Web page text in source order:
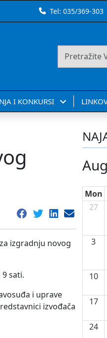
Tel:035/369-303
I KONKURSI
izgradnju novog
sati.
i uprave
izvođača
Mon
27
3
10
17
24